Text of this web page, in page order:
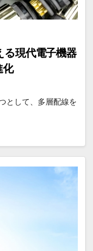
現代電子機器
化
として、多層配線を